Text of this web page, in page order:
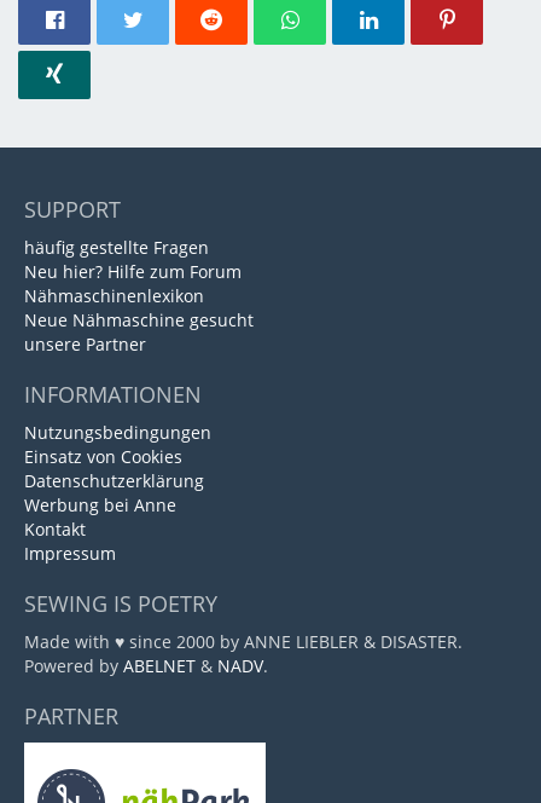
SUPPORT
häufig gestellte Fragen
Neu hier? Hilfe zum Forum
Nähmaschinenlexikon
Neue Nähmaschine gesucht
unsere Partner
INFORMATIONEN
Nutzungsbedingungen
Einsatz von Cookies
Datenschutzerklärung
Werbung bei Anne
Kontakt
Impressum
SEWING IS POETRY
Made with ♥ since 2000 by ANNE LIEBLER & DISASTER.
Powered by ABELNET & NADV.
PARTNER